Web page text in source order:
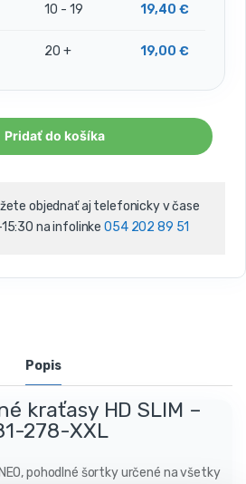
10 - 19 19,40 €
20 + 19,00 €
Pridať do košíka
objednať aj telefonicky v čase
na infolinke054 202 89 51
Popis
kraťasy HD SLIM –
278-XXL
pohodlné šortky určené na všetky